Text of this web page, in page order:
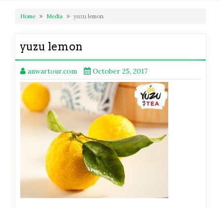
Home Media yuzu lemon
yuzu lemon
anwartour.com October 25, 2017